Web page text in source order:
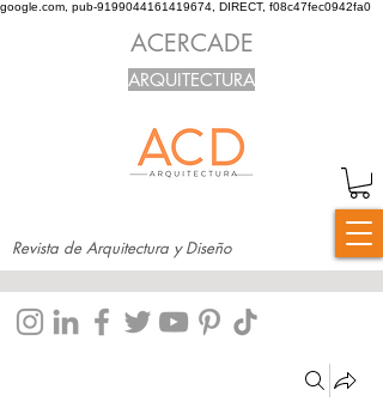
google.com, pub-9199044161419674, DIRECT, f08c47fec0942fa0
Revista de Arquitectura y Diseño
ACERCADE
ARQUITECTURA